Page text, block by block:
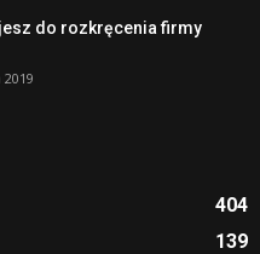
do rozkręcenia firmy
404
139